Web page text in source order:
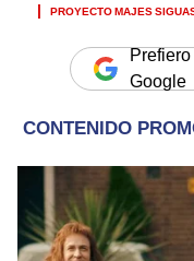
PROYECTO MAJES
Google